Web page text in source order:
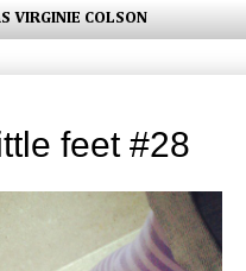
VIRGINIE COLSON
feet #28